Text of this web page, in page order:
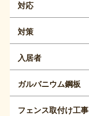
対応
対策
入居者
ガルバニウム鋼板
フェンス取付け工事